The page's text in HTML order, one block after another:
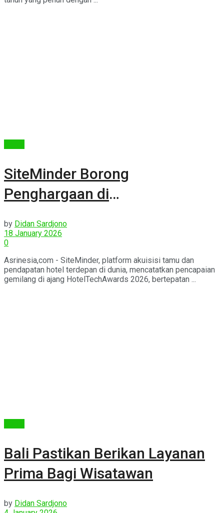
SiteMinder Borong
Penghargaan di
by Didan Sardjono
18 January 2026
0
Asrinesia,com - SiteMinder, platform akuisisi tamu dan
pendapatan hotel terdepan di dunia, mencatatkan pencapaian
gemilang di ajang HotelTechAwards 2026, bertepatan ...
Bali Pastikan Berikan Layanan
Prima Bagi Wisatawan
by Didan Sardjono